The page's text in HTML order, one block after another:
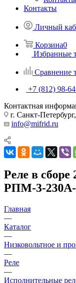
Контакты
Личный
Корзина0
Избранные
Сравнение
+7 (812) 98-
Контактная
г. Санкт-
info@mifrid.ru
Реле в
РПМ-3-230A-
Главная
—
Каталог
—
Низковольтное и
—
Реле
—
Исполнительные